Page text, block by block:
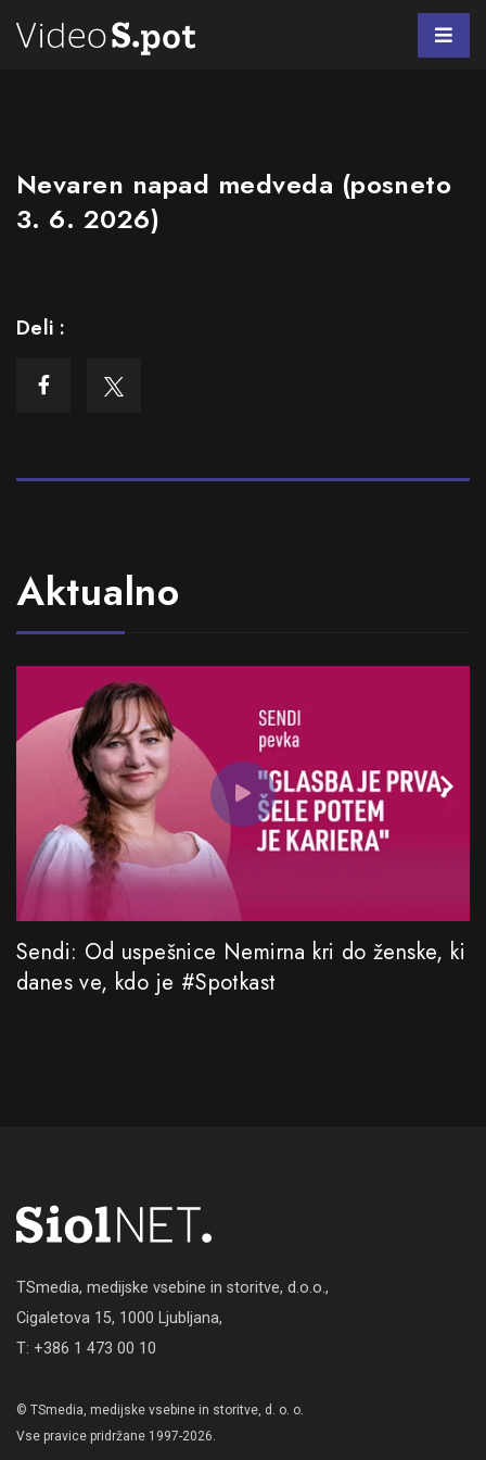
Nevaren napad medveda (posneto
3. 6. 2026)
Deli :
Aktualno
Sendi: Od uspešnice Nemirna kri do ženske, ki
danes ve, kdo je #Spotkast
TSmedia, medijske vsebine in storitve, d.o.o.,
Cigaletova 15, 1000 Ljubljana,
T: +386 1 473 00 10
© TSmedia, medijske vsebine in storitve, d. o. o.
Vse pravice pridržane 1997-2026.